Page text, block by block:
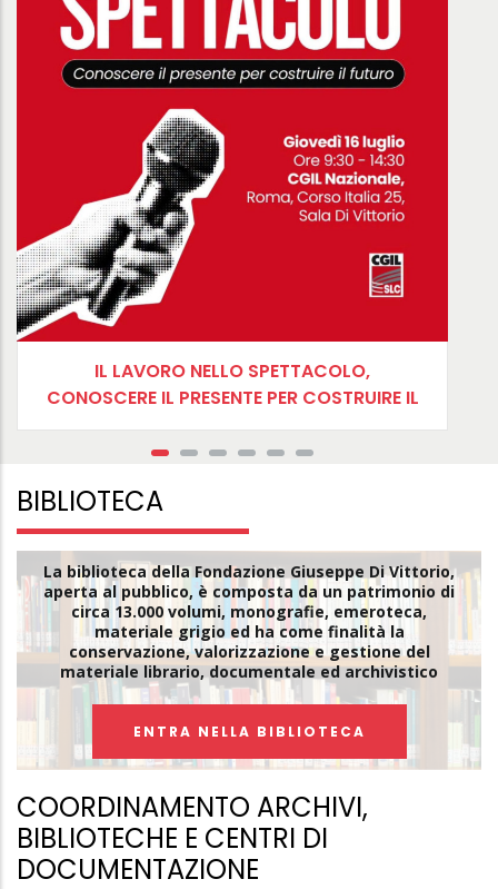
IL LAVORO NELLO SPETTACOLO,
CONOSCERE IL PRESENTE PER COSTRUIRE IL
FUTURO
BIBLIOTECA
La biblioteca della Fondazione Giuseppe Di Vittorio,
aperta al pubblico, è composta da un patrimonio di
circa 13.000 volumi, monografie, emeroteca,
materiale grigio ed ha come finalità la
conservazione, valorizzazione e gestione del
materiale librario, documentale ed archivistico
ENTRA NELLA BIBLIOTECA
COORDINAMENTO ARCHIVI,
BIBLIOTECHE E CENTRI DI
DOCUMENTAZIONE